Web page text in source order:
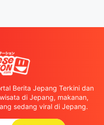
Berita Jepang Terkini dan
di Jepang, makanan,
sedang viral di Jepang.